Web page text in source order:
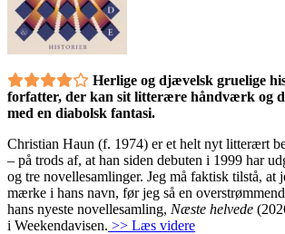
Herlige og djævelsk gruelige
forfatter, der kan sit litterære håndværk og
med en diabolsk fantasi.
Christian Haun (f. 1974) er et helt nyt litterært
– på trods af, at han siden debuten i 1999 har
og tre novellesamlinger. Jeg må faktisk tilstå, at
mærke i hans navn, før jeg så en
hans nyeste novellesamling, Næste helvede
i Weekendavisen. >> Læs videre